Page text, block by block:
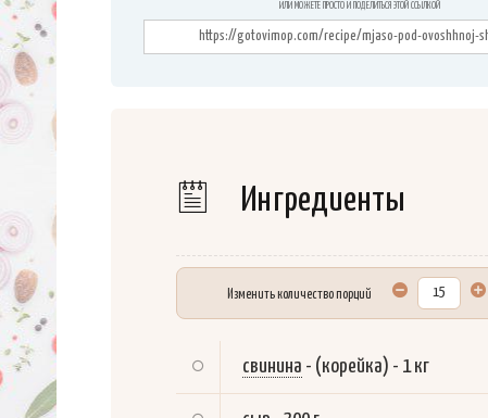
ИЛИ МОЖЕТЕ ПРОСТО И ПОДЕЛИТЬСЯ ЭТОЙ ССЫЛКОЙ
Ингредиенты
Изменить количество порций
свинина - (корейка) - 1 кг